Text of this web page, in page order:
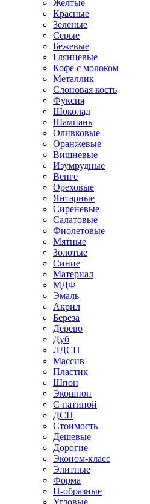
Желтые
Красные
Зеленые
Серые
Бежевые
Глянцевые
Кофе с молоком
Металлик
Слоновая кость
Фуксия
Шоколад
Шампань
Оливковые
Оранжевые
Вишневые
Изумрудные
Венге
Ореховые
Янтарные
Сиреневые
Салатовые
Фиолетовые
Мятные
Золотые
Синие
Материал
МДФ
Эмаль
Акрил
Береза
Дерево
Дуб
ЛДСП
Массив
Пластик
Шпон
Экошпон
С патиной
ДСП
Стоимость
Дешевые
Дорогие
Эконом-класс
Элитные
Форма
П-образные
Угловые